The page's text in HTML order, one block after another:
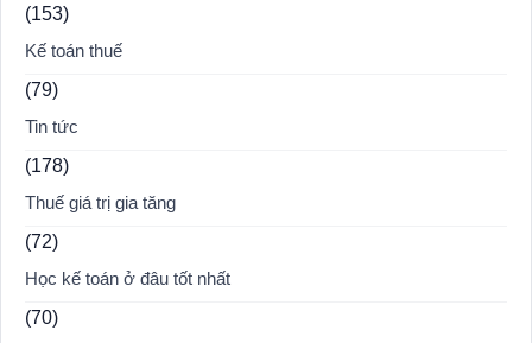
(153)
Kế toán thuế
(79)
Tin tức
(178)
Thuế giá trị gia tăng
(72)
Học kế toán ở đâu tốt nhất
(70)